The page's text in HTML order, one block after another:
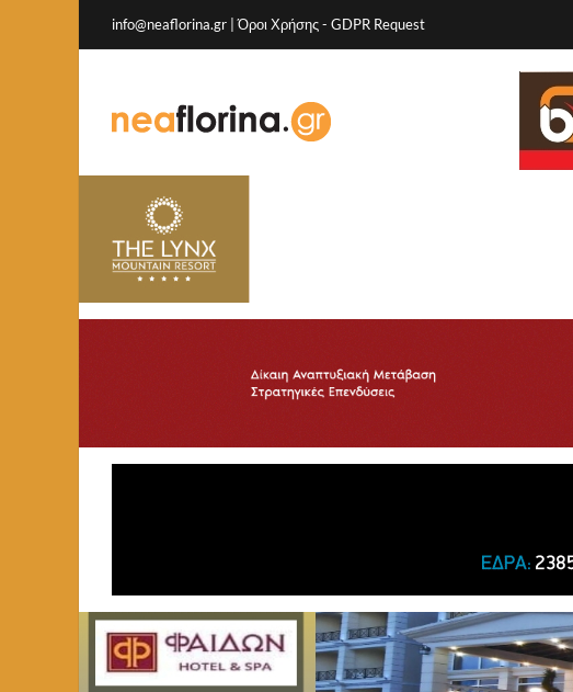
info@neaflorina.gr |Όροι Χρήσης- GDPR Request